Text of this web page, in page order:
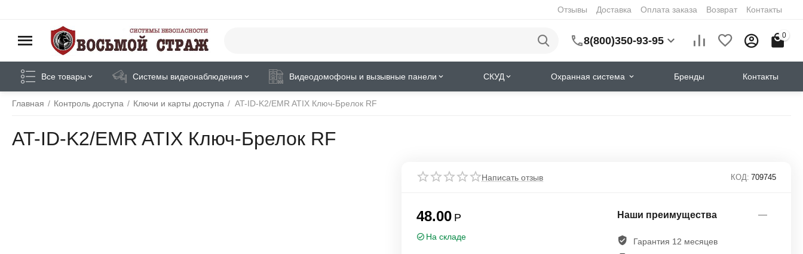
Отзывы Доставка Оплата заказа Возврат Контакты
8(800)350-93-95 0
Все товары Системы видеонаблюдения Видеодомофоны и вызывные панели СКУД Охранная система Бренды Контакты
Главная / Контроль доступа / Ключи и карты доступа / AT-ID-K2/EMR ATIX Ключ-Брелок RF
AT-ID-K2/EMR ATIX Ключ-Брелок RF
Написать отзыв КОД: 709745
48.00 Р
На складе
Наши преимущества
Гарантия 12 месяцев